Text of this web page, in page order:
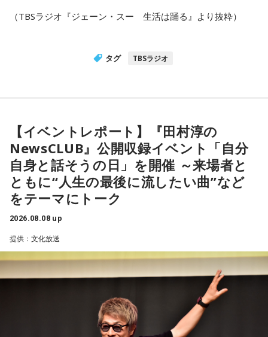
（TBSラジオ『ジェーン・スー 生活は踊る』より抜粋）
タグ TBSラジオ
【イベントレポート】『田村淳の
NewsCLUB』公開収録イベント「自分
自身と話そうの日」を開催 ～来場者と
ともに“人生の最後に流したい曲”など
をテーマにトーク
2026.08.08 up
提供：文化放送